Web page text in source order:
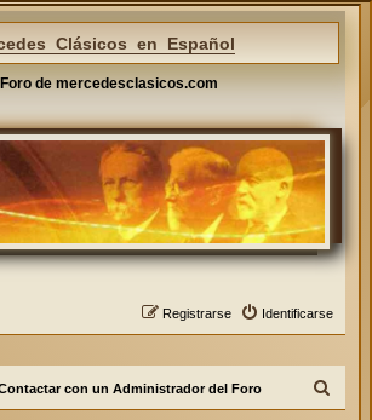
Clásicos en Español
de mercedesclasicos.com
Identificarse
Registrarse
con un Administrador del Foro